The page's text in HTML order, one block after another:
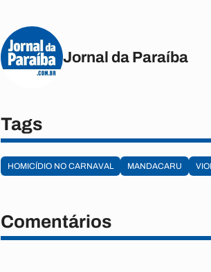
Jornal da Paraíba
Tags
HOMICÍDIO NO CARNAVAL MANDACARU
Comentários